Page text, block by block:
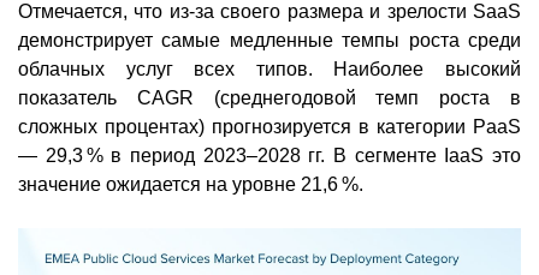
Отмечается, что из-за своего размера и зрелости SaaS
демонстрирует самые медленные темпы роста среди
облачных услуг всех типов. Наиболее высокий
показатель CAGR (среднегодовой темп роста в
сложных процентах) прогнозируется в категории PaaS
— 29,3 % в период 2023–2028 гг. В сегменте IaaS это
значение ожидается на уровне 21,6 %.